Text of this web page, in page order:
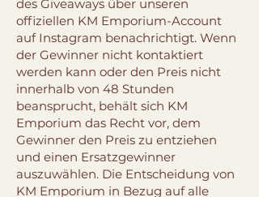
des Giveaways über unseren
offiziellen KM Emporium-Account
auf Instagram benachrichtigt. Wenn
der Gewinner nicht kontaktiert
werden kann oder den Preis nicht
innerhalb von 48 Stunden
beansprucht, behält sich KM
Emporium das Recht vor, dem
Gewinner den Preis zu entziehen
und einen Ersatzgewinner
auszuwählen. Die Entscheidung von
KM Emporium in Bezug auf alle